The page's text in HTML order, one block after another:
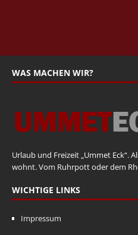
WAS MACHEN WIR?
Urlaub und Freizeit „Ummet Eck“.
wohnt. Vom Ruhrpott oder dem
WICHTIGE LINKS
Impressum